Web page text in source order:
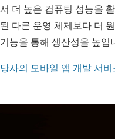
서 더 높은 컴퓨팅 성능을
된 다른 운영 체제보다 더
기능을 통해 생산성을 높입
당사의 모바일 앱 개발 서비